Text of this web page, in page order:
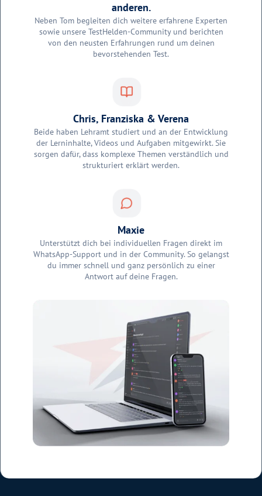
anderen.
Neben Tom begleiten dich weitere erfahrene Experten
sowie unsere TestHelden-Community und berichten
von den neusten Erfahrungen rund um deinen
bevorstehenden Test.
Chris, Franziska & Verena
Beide haben Lehramt studiert und an der Entwicklung
der Lerninhalte, Videos und Aufgaben mitgewirkt. Sie
sorgen dafür, dass komplexe Themen verständlich und
strukturiert erklärt werden.
Maxie
Unterstützt dich bei individuellen Fragen direkt im
WhatsApp-Support und in der Community. So gelangst
du immer schnell und ganz persönlich zu einer
Antwort auf deine Fragen.